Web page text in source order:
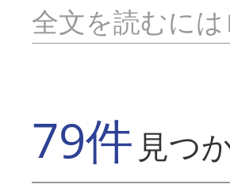
全文を読むに
79件 見つ